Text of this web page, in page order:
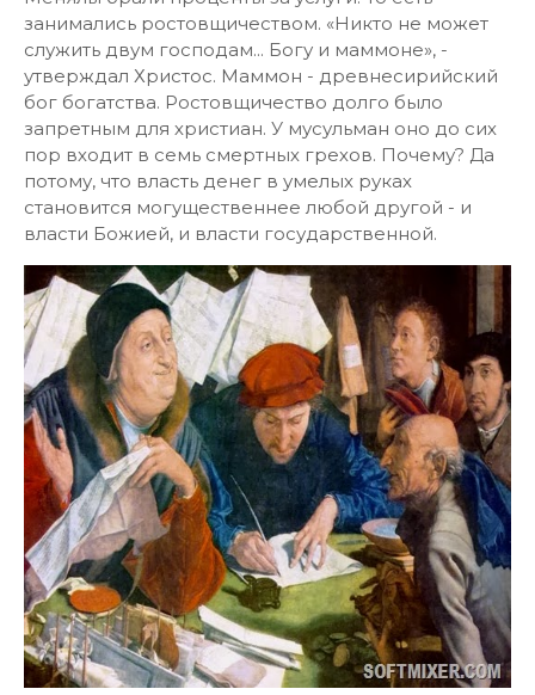
занимались ростовщичеством. «Никто не может
служить двум господам... Богу и маммоне», -
утверждал Христос. Маммон - древнесирийский
бог богатства. Ростовщичество долго было
запретным для христиан. У мусульман оно до сих
пор входит в семь смертных грехов. Почему? Да
потому, что власть денег в умелых руках
становится могущественнее любой другой - и
власти Божией, и власти государственной.